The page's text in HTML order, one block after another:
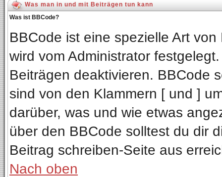
Was man in und mit Beiträgen tun kann
Was ist BBCode?
BBCode ist eine spezielle Art
wird vom Administrator
Beiträgen deaktivieren. BBCode
sind von den Klammern [ und ]
darüber, was und wie etwas
über den BBCode solltest du dir
Beitrag schreiben-Seite aus
Nach oben